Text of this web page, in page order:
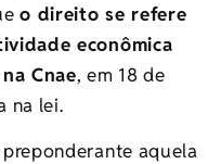
o direito se refere
econômica
Cnae, em 18 de
na lei.
aquela